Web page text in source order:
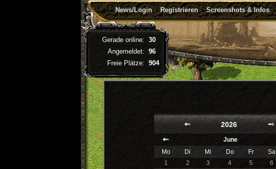
News/Login Registrieren Screenshots & Infos
2026
June
Mo
Di Mi Do Fr Sa
1
2 3 4 5 6
Gerade online: 30
Angemeldet: 96
Freie Plätze: 904